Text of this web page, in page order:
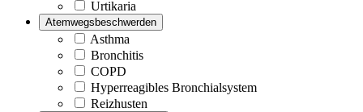
Urtikaria
Atemwegsbeschwerden
Asthma
Bronchitis
COPD
Hyperreagibles Bronchialsystem
Reizhusten